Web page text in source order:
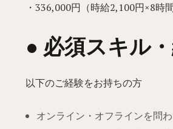
・336,000円（時給2,100円×8
● 必須スキル
以下のご経験をお持ちの方
オンライン・オフラインを問